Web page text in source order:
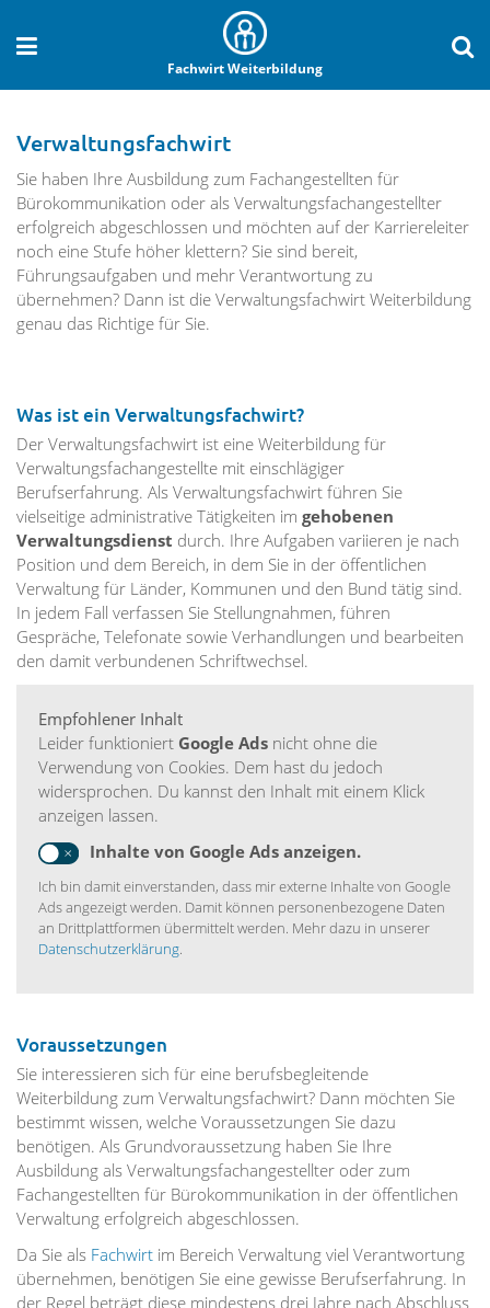
Fachwirt Weiterbildung
Verwaltungsfachwirt
Sie haben Ihre Ausbildung zum Fachangestellten für
Bürokommunikation oder als Verwaltungsfachangestellter
erfolgreich abgeschlossen und möchten auf der Karriereleiter
noch eine Stufe höher klettern? Sie sind bereit,
Führungsaufgaben und mehr Verantwortung zu
übernehmen? Dann ist die Verwaltungsfachwirt Weiterbildung
genau das Richtige für Sie.
Was ist ein Verwaltungsfachwirt?
Der Verwaltungsfachwirt ist eine Weiterbildung für
Verwaltungsfachangestellte mit einschlägiger
Berufserfahrung. Als Verwaltungsfachwirt führen Sie
vielseitige administrative Tätigkeiten im gehobenen
Verwaltungsdienst durch. Ihre Aufgaben variieren je nach
Position und dem Bereich, in dem Sie in der öffentlichen
Verwaltung für Länder, Kommunen und den Bund tätig sind.
In jedem Fall verfassen Sie Stellungnahmen, führen
Gespräche, Telefonate sowie Verhandlungen und bearbeiten
den damit verbundenen Schriftwechsel.
Empfohlener Inhalt
Leider funktioniert Google Ads nicht ohne die
Verwendung von Cookies. Dem hast du jedoch
widersprochen. Du kannst den Inhalt mit einem Klick
anzeigen lassen.
Inhalte von Google Ads anzeigen.
Ich bin damit einverstanden, dass mir externe Inhalte von Google
Ads angezeigt werden. Damit können personenbezogene Daten
an Drittplattformen übermittelt werden. Mehr dazu in unserer
Datenschutzerklärung.
Voraussetzungen
Sie interessieren sich für eine berufsbegleitende
Weiterbildung zum Verwaltungsfachwirt? Dann möchten Sie
bestimmt wissen, welche Voraussetzungen Sie dazu
benötigen. Als Grundvoraussetzung haben Sie Ihre
Ausbildung als Verwaltungsfachangestellter oder zum
Fachangestellten für Bürokommunikation in der öffentlichen
Verwaltung erfolgreich abgeschlossen.
Da Sie als Fachwirt im Bereich Verwaltung viel Verantwortung
übernehmen, benötigen Sie eine gewisse Berufserfahrung. In
der Regel beträgt diese mindestens drei Jahre nach Abschluss